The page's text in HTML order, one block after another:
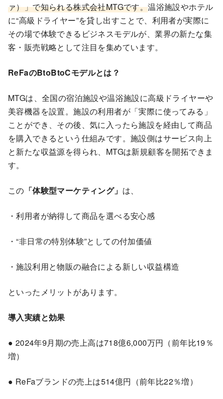
ァ）」で知られる株式会社MTGです。温浴施設やホテル
に“高級ドライヤー”を貸し出すことで、利用者が実際に
その場で体験できるビジネスモデルが、業界の新たな集
客・販売戦略として注目を集めています。
ReFaのBtoBtoCモデルとは？
MTGは、全国の宿泊施設や温浴施設に高級ドライヤーや
美容機器を設置。施設の利用者が「実際に使ってみる」
ことができ、その後、気に入ったら施設を経由して商品
を購入できるという仕組みです。施設側はサービス向上
と新たな収益源を得られ、MTGは新規顧客を開拓できま
す。
この 「体験型マーケティング」 は、
・利用者が納得して商品を選べる安心感
・“非日常の特別体験”としての付加価値
・施設利用と物販の融合による新しい収益構造
といったメリットがあります。
導入実績と効果
● 2024年9月期の売上高は718億6,000万円（前年比19％
増）
● ReFaブランドの売上は514億円（前年比22％増）